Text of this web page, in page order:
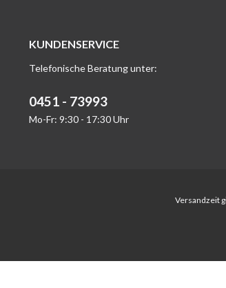
KUNDENSERVICE
Telefonische Beratung unter:
0451 - 73993
Mo-Fr: 9:30 - 17:30 Uhr
Versandzeit